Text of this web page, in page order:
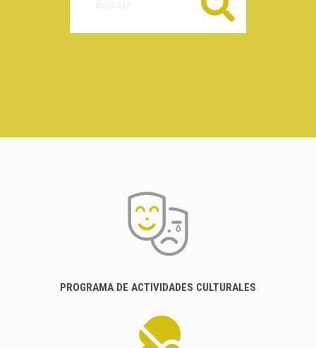
Buscar
PROGRAMA DE ACTIVIDADES CULTURALES